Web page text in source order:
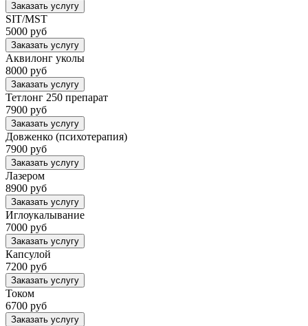
Заказать услугу
SIT/MST
5000 руб
Заказать услугу
Аквилонг уколы
8000 руб
Заказать услугу
Тетлонг 250 препарат
7900 руб
Заказать услугу
Довженко (психотерапия)
7900 руб
Заказать услугу
Лазером
8900 руб
Заказать услугу
Иглоукалывание
7000 руб
Заказать услугу
Капсулой
7200 руб
Заказать услугу
Током
6700 руб
Заказать услугу